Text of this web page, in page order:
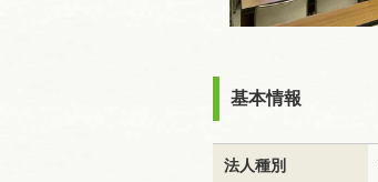
基本情報
法人種別